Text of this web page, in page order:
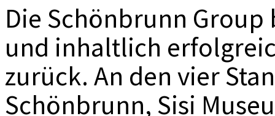
Die Schönbrunn
und inhaltlich
zurück. An den vier
Schönbrunn, Sisi